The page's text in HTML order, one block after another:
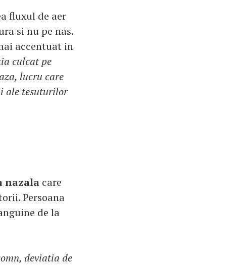
fluxul de aer
si nu pe nas.
accentuat in
culcat pe
lucru care
ale tesuturilor
nazala care
Persoana
de la
deviatia de